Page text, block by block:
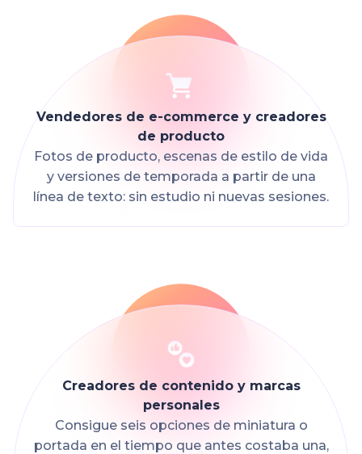
Vendedores de e-commerce y creadores
de producto
Fotos de producto, escenas de estilo de vida
y versiones de temporada a partir de una
línea de texto: sin estudio ni nuevas sesiones.
Creadores de contenido y marcas
personales
Consigue seis opciones de miniatura o
portada en el tiempo que antes costaba una,